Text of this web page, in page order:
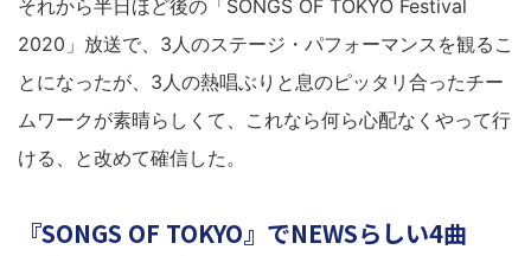
それから半日ほど後の「SONGS OF TOKYO Festival
2020」放送で、3人のステージ・パフォーマンスを観るこ
とになったが、3人の熱唱ぶりと息のピッタリ合ったチー
ムワークが素晴らしくて、これなら何ら心配なくやって行
ける、と改めて確信した。
『SONGS OF TOKYO』でNEWSらしい4曲